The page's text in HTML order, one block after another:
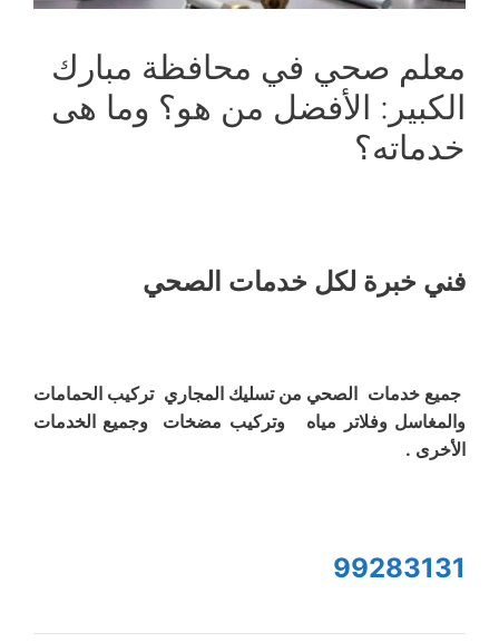
معلم صحي في محافظة مبارك
الكبير: الأفضل من هو؟ وما هى
خدماته؟
فني خبرة لكل خدمات الصحي
جميع خدمات الصحي من تسليك المجاري تركيب الحمامات
والمغاسل وفلاتر مياه وتركيب مضخات وجميع الخدمات
الأخرى .
99283131